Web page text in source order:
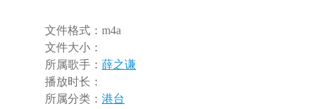
文件格式： m4a
文件大小：
所属歌手： 薛之谦
播放时长：
所属分类： 港台